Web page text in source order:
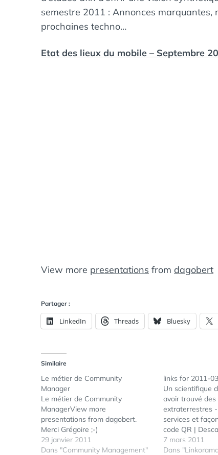
semestre 2011 : Annonces marquantes,
prochaines techno…
Etat des lieux du mobile – Septembre
View more presentations from dagobert
Partager :
LinkedIn Threads Bluesky
Similaire
Le métier de Community
Manager
Le métier de Community
ManagerView more
presentations from dagobert.
Merci Grégoire ;-)
29 janvier 2011
Dans "Community Management"
links for 2011-
Un scientifique
avoir trouvé
extraterrestres
services et
code QR |
code QRcode
dernières
7 mars 2011
Dans